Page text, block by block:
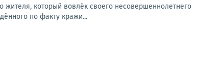
жителя, который вовлёк своего несовершеннолетнего
по факту кражи...